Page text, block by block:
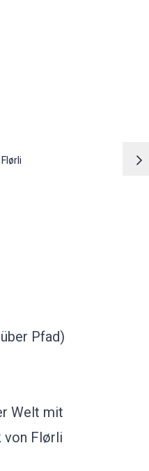
Flørli
Pfad)
Welt mit
von Flørli